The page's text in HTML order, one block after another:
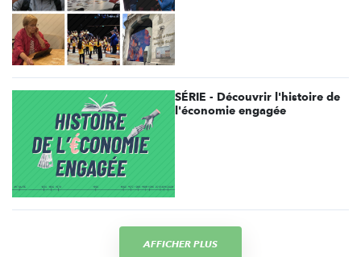
SÉRIE - Découvrir l'histoire de
l'économie engagée
AFFICHER PLUS